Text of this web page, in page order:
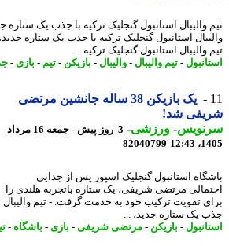
والیبال استانبول گنجلیک ترکیه با جذب یک ستاره
استانبول گنجلیک ترکیه با جذب یک ستاره جدید،
والیبال استانبول گنجلیک ترکیه ...
-تیم والیبال-والیبال-بازیکن -تیم -بازی - جدید
یک بازیکن 38 ساله جانشین مرتضی
شد!
-ورزشی-
3 روز پیش - جمعه 16 مرداد
82040799
استانبول گنجلیک اسپور پس از جدایی
مرتضی شریفی، یک ستاره باتجربه هلندی را
تقویت ترکیب خود به خدمت گرفت. - تیم والیبال
یک ستاره جدید، ...
-بازیکن -مرتضی شریفی -بازی - باشگاه-تیم